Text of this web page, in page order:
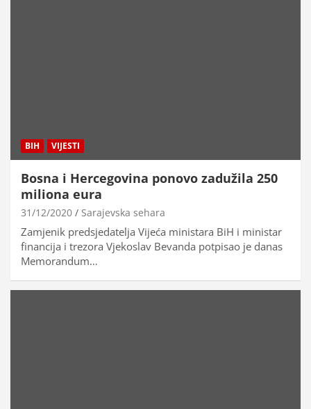
BIH VIJESTI
Bosna i Hercegovina ponovo zadužila 250
miliona eura
31/12/2020 Sarajevska sehara
Zamjenik predsjedatelja Vijeća ministara BiH i ministar
financija i trezora Vjekoslav Bevanda potpisao je danas
Memorandum…